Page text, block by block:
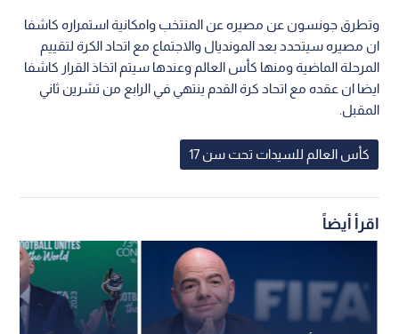
وتطرق جونسون عن مصيره عن المنتخب وامكانية استمراره كاشفا
ان مصيره سيتحدد بعد المونديال والاجتماع مع اتحاد الكرة لتقييم
المرحلة الماضية ومنها كأس العالم وعندها سيتم اتخاذ القرار كاشفا
ايضا ان عقده مع اتحاد كرة القدم ينتهي في الرابع من تشرين ثاني
المقبل.
كأس العالم للسيدات تحت سن 17
اقرأ أيضاً